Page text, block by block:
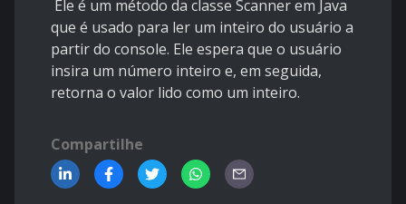
Ele é um método da classe Scanner em Java
que é usado para ler um inteiro do usuário a
partir do console. Ele espera que o usuário
insira um número inteiro e, em seguida,
retorna o valor lido como um inteiro.
Compartilhe